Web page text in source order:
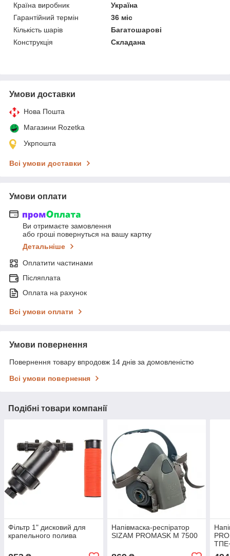
Країна виробник
Україна
Гарантійний термін
36 міс
Кількість шарів
Багатошарові
Конструкція
Складана
Умови доставки
Нова Пошта
Магазини Rozetka
Укрпошта
Всі умови доставки
Умови оплати
Ви отримаєте замовлення
або гроші повернуться на вашу картку
Детальніше
Оплатити частинами
Післяплата
Оплата на рахунок
Всі умови оплати
Умови повернення
Повернення товару впродовж 14 днів за домовленістю
Всі умови повернення
Подібні товари компанії
Фільтр 1" дисковий для
крапельного полива
Напівмаска-респіратор
SIZAM PROMASK M 7500